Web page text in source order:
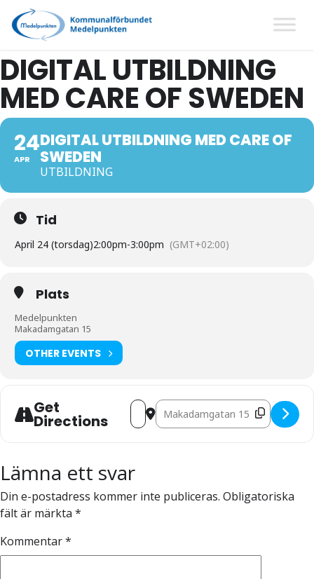
DIGITAL UTBILDNING
MED CARE OF SWEDEN
24
APR
DIGITAL UTBILDNING MED CARE OF
SWEDEN
UTBILDNING
Tid
April 24 (torsdag)2:00pm-3:00pm (GMT+02:00)
Plats
Medelpunkten
Makadamgatan 15
OTHER EVENTS
Get
Directions
Address - Digital utbildning med Care of
Destination Address - Digital
Lämna ett svar
Din e-postadress kommer inte publiceras. Obligatoriska
fält är märkta *
Kommentar*